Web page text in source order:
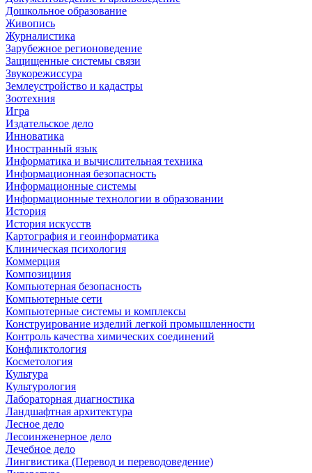
Дошкольное образование
Живопись
Журналистика
Зарубежное регионоведение
Защищенные системы связи
Звукорежиссура
Землеустройство и кадастры
Зоотехния
Игра
Издательское дело
Инноватика
Иностранный язык
Информатика и вычислительная техника
Информационная безопасность
Информационные системы
Информационные технологии в образовании
История
История искусств
Картография и геоинформатика
Клиническая психология
Коммерция
Композициия
Компьютерная безопасность
Компьютерные сети
Компьютерные системы и комплексы
Конструирование изделий легкой промышленности
Контроль качества химических соединений
Конфликтология
Косметология
Культура
Культурология
Лабораторная диагностика
Ландшафтная архитектура
Лесное дело
Лесоинженерное дело
Лечебное дело
Лингвистика (Перевод и переводоведение)